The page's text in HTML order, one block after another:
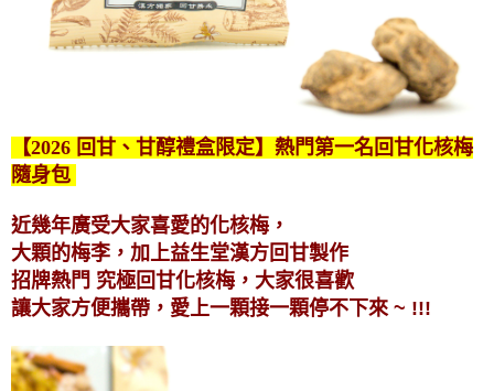
【2026 回甘、甘醇禮盒限定】熱門第一名回甘化核梅
隨身包
近幾年廣受大家喜愛的化核梅，
大顆的梅李，加上益生堂漢方回甘製作
招牌熱門 究極回甘化核梅，大家很喜歡
讓大家方便攜帶，愛上一顆接一顆停不下來 ~ !!!